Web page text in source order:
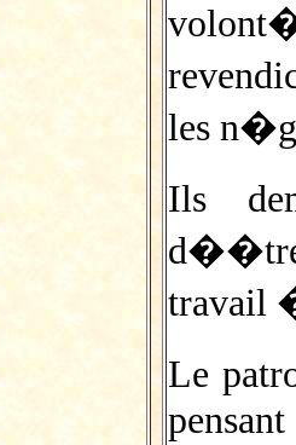
les
Ils
d��tre
travail
Le